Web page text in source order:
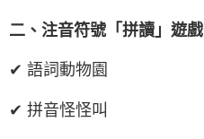
二、注音符號「拼讀」遊戲
✔ 語詞動物園
✔ 拼音怪怪叫